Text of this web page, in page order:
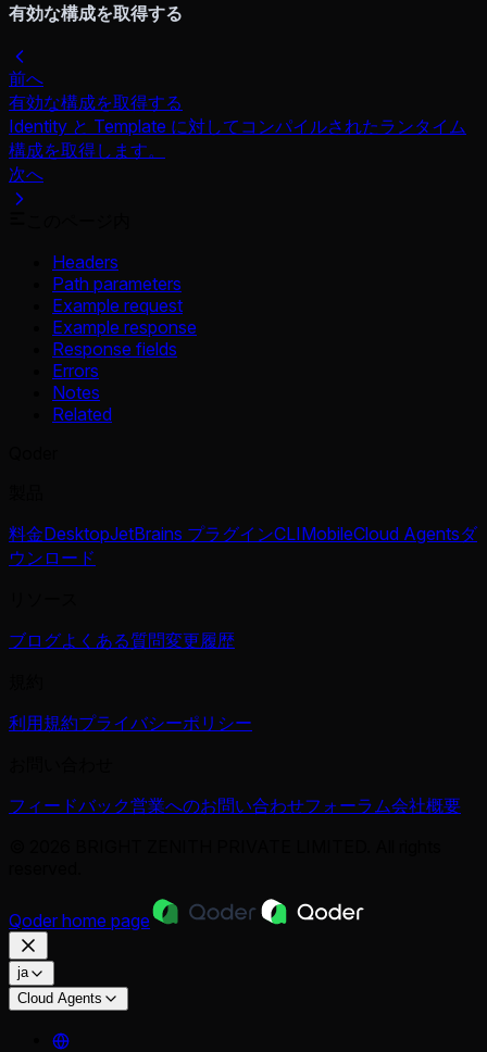
有効な構成を取得する
前へ
有効な構成を取得する
Identity と Template に対してコンパイルされたランタイム
構成を取得します。
次へ
Headers
Path parameters
Example request
Example response
Response fields
Errors
Notes
Related
料金DesktopJetBrains プラグインCLIMobileCloud Agentsダ
ウンロード
ブログよくある質問変更履歴
利用規約プライバシーポリシー
フィードバック営業へのお問い合わせフォーラム会社概要
Qoder home page
ja
Cloud Agents